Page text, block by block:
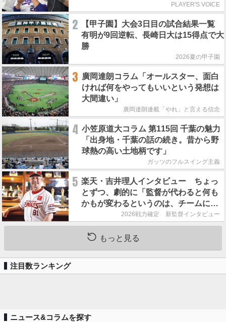
PLAYER'S VOICE
2
【甲子園】大会3日目の試合結果一覧
有明が9回逆転、長崎日大は15得点で大
勝
2026夏の甲子園
3 廣岡達朗コラム「オールスター、面白
ければ何をやってもいいという発想は
大間違い」
廣岡達朗連載「やれ」と言える信念
4 小笠原道大コラム 第115回 千葉の魅力
「出身地・千葉の話の続き。昔から野
球熱の高い土地柄です」
ガッツのフルスイング主義
5 楽天・吉井理人インタビュー ちょっ
とずつ、劇的に「監督が代わると何も
かもが変わるというのは、チームにと
って良くないことなんです」
2026戦力確定 新監督インタビュー
もっと見る
注目数ランキング
ニュース&コラムを探す